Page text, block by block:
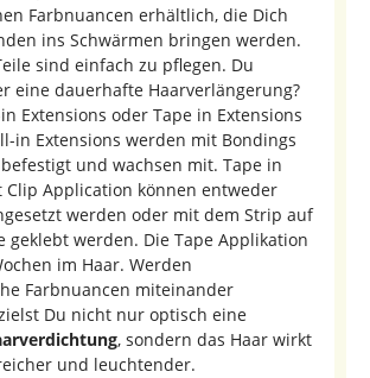
Farbnuancen erhältlich, die Dich
ins Schwärmen bringen werden.
sind einfach zu pflegen. Du
eine dauerhafte Haarverlängerung?
Extensions oder Tape in Extensions
in Extensions werden mit Bondings
und wachsen mit. Tape in
Clip Application können entweder
werden oder mit dem Strip auf
geklebt werden. Die Tape Applikation
im Haar. Werden
Farbnuancen miteinander
Du nicht nur optisch eine
, sondern das Haar wirkt
und leuchtender.